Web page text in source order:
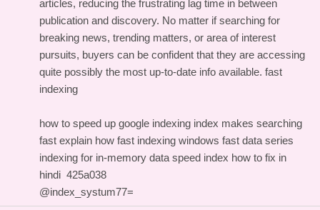
articles, reducing the frustrating lag time in between
publication and discovery. No matter if searching for
breaking news, trending matters, or area of interest
pursuits, buyers can be confident that they are accessing
quite possibly the most up-to-date info available. fast
indexing
how to speed up google indexing index makes searching
fast explain how fast indexing windows fast data series
indexing for in-memory data speed index how to fix in
hindi 425a038
@index_systum77=